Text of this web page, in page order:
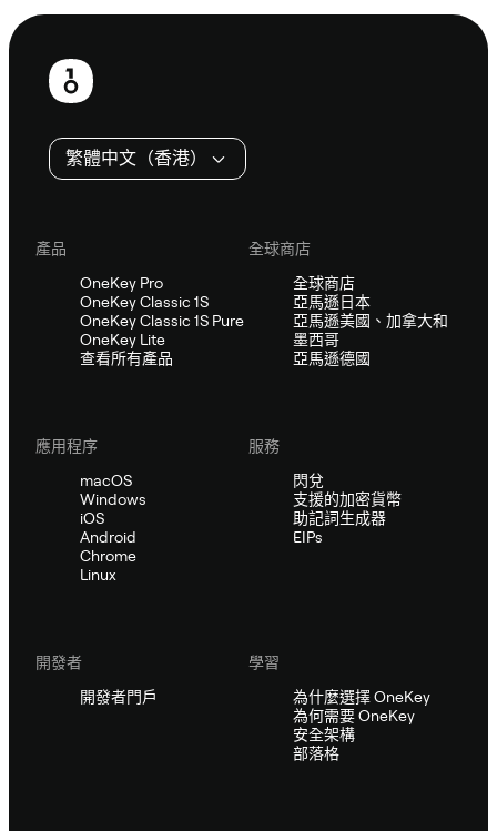
頁
繁體中文（香港）
產品
OneKey Pro
OneKey Classic 1S
OneKey Classic 1S Pure
OneKey Lite
查看所有產品
全球商店
全球商店
亞馬遜日本
亞馬遜美國、加拿大和
墨西哥
亞馬遜德國
應用程序
macOS
Windows
iOS
Android
Chrome
Linux
服務
閃兌
支援的加密貨幣
助記詞生成器
EIPs
開發者
開發者門戶
學習
為什麼選擇 OneKey
為何需要 OneKey
安全架構
部落格